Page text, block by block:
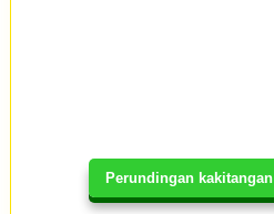
Perundingan kakitangan